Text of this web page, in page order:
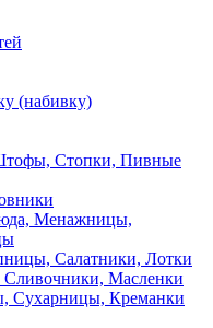
(набивку)
Стопки, Пивные
Менажницы,
Салатники, Лотки
Масленки
Сухарницы, Креманки